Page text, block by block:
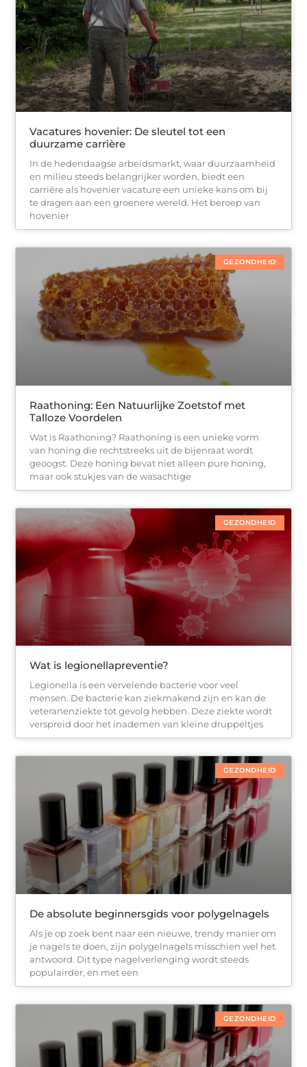
Vacatures hovenier: De sleutel tot een
duurzame carrière
In de hedendaagse arbeidsmarkt, waar duurzaamheid
en milieu steeds belangrijker worden, biedt een
carrière als hovenier vacature een unieke kans om bij
te dragen aan een groenere wereld. Het beroep van
hovenier
GEZONDHEID
Raathoning: Een Natuurlijke Zoetstof met
Talloze Voordelen
Wat is Raathoning? Raathoning is een unieke vorm
van honing die rechtstreeks uit de bijenraat wordt
geoogst. Deze honing bevat niet alleen pure honing,
maar ook stukjes van de wasachtige
GEZONDHEID
Wat is legionellapreventie?
Legionella is een vervelende bacterie voor veel
mensen. De bacterie kan ziekmakend zijn en kan de
veteranenziekte tot gevolg hebben. Deze ziekte wordt
verspreid door het inademen van kleine druppeltjes
GEZONDHEID
De absolute beginnersgids voor polygelnagels
Als je op zoek bent naar een nieuwe, trendy manier om
je nagels te doen, zijn polygelnagels misschien wel het
antwoord. Dit type nagelverlenging wordt steeds
populairder, en met een
GEZONDHEID